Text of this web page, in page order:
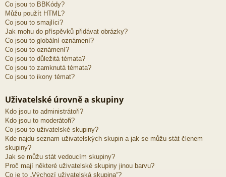
Co jsou to BBKódy?
Můžu použít HTML?
Co jsou to smajlíci?
Jak mohu do příspěvků přidávat obrázky?
Co jsou to globální oznámení?
Co jsou to oznámení?
Co jsou to důležitá témata?
Co jsou to zamknutá témata?
Co jsou to ikony témat?
Uživatelské úrovně a skupiny
Kdo jsou to administrátoři?
Kdo jsou to moderátoři?
Co jsou to uživatelské skupiny?
Kde najdu seznam uživatelských skupin a jak se můžu stát členem
skupiny?
Jak se můžu stát vedoucím skupiny?
Proč mají některé uživatelské skupiny jinou barvu?
Co je to „Výchozí uživatelská skupina“?